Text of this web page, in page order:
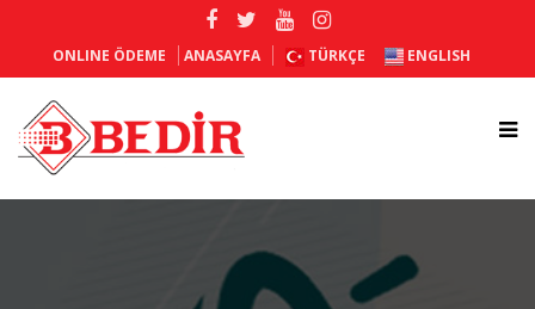
ONLINE ÖDEME ANASAYFA TÜRKÇE ENGLISH